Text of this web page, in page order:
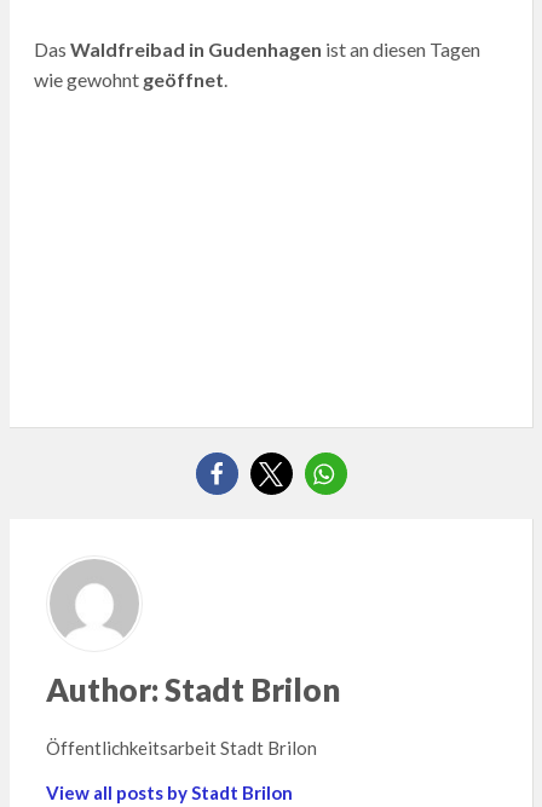
Das Waldfreibad in Gudenhagen ist an diesen Tagen
wie gewohnt geöffnet
Author:Stadt Brilon
Öffentlichkeitsarbeit Stadt Brilon
View all posts by Stadt Brilon